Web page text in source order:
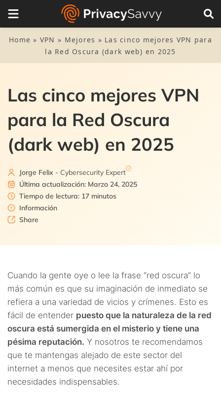
Home » VPN » Mejores » Las cinco mejores VPN para
la Red Oscura (dark web) en 2025
Las cinco mejores VPN
para la Red Oscura
(dark web) en 2025
Jorge Felix - Cybersecurity Expert
Última actualización: Marzo 24, 2025
Tiempo de lectura: 17 minutos
Información
Share
Cuando la gente oye o lee la frase “red oscura” lo
más común es que su imaginación de inmediato se
refiera a una variedad de vicios y crímenes. Esto es
fácil de entender puesto que la naturaleza de la red
oscura está sumergida en el misterio y tiene una
pésima reputación. Y nosotros te recomendamos
que te mantengas alejado de este sector del
internet a menos que necesites estar ahí por
necesidades indispensables.
Tabla de Contenidos
oscura
3. ¿Qué es la red oscura?
3.1.
La web superficial
3.2. La web profunda
4. ¿Es legal entrar a la web oscura?
5. ¿Por qué necesito usar una VPN con la red oscura?
6. La lista detallada de las mejores VPN para ver la web
oscura
6.1. 1. NordVPN
6.4. 4. ExtremeVPN
6.5. 5. PureVPN
7. Metodología de selección
7.3. 3. Red de servidores
7.4. 4. Velocidad
7.5. 5. Compatibilidad con la red oscura
7.6. 6. Ubicación
9. ¿Puede mi ISP darse cuenta de que uso la web oscura?
10. ¿Es seguro entrar a la web oscura con una VPN gratis?
11. Consejos de seguridad útiles para usar la web oscura
12. Conclusión
13. Preguntas Frecuentes